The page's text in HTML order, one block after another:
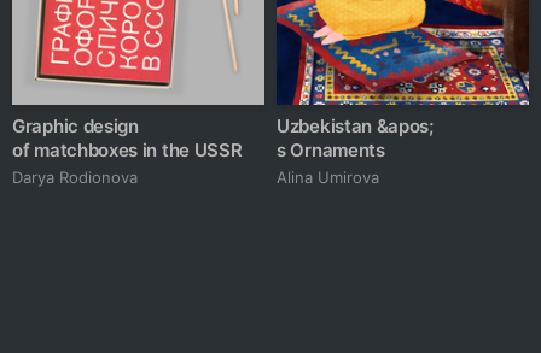
Graphic design
of matchboxes in the USSR
Darya Rodionova
Uzbekistan &apos;
s Ornaments
Alina Umirova